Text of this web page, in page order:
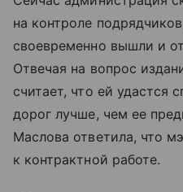
на контроле
своевременно вышли и
Отвечая на вопрос
считает, что ей удастся
дорог лучше, чем ее
Маслова ответила, что
к контрактной работе.